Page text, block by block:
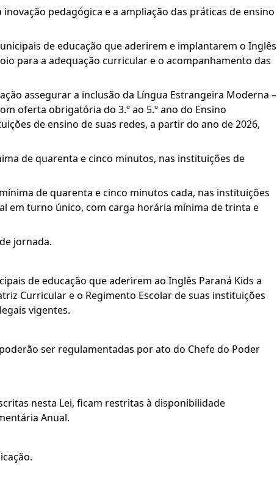
pedagógica e a ampliação das práticas de ensino
de educação que aderirem e implantarem o Inglês
para a adequação curricular e o acompanhamento das
assegurar a inclusão da Língua Estrangeira Moderna –
oferta obrigatória do 3.º ao 5.º ano do Ensino
de ensino de suas redes, a partir do ano de 2026,
de quarenta e cinco minutos, nas instituições de
de quarenta e cinco minutos cada, nas instituições
em turno único, com carga horária mínima de trinta e
jornada.
de educação que aderirem ao Inglês Paraná Kids a
Curricular e o Regimento Escolar de suas instituições
vigentes.
ser regulamentadas por ato do Chefe do Poder
nesta Lei, ficam restritas à disponibilidade
Anual.